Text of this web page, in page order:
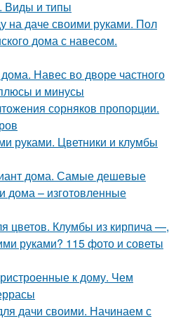
Виды и типы
на даче своими руками. Пол
дома с навесом.
Навес во дворе частного
и минусы
сорняков пропорции.
руками. Цветники и клумбы
дома. Самые дешевые
дома – изготовленные
цветов. Клумбы из кирпича —,
руками? 115 фото и советы
к дому. Чем
дачи своими. Начинаем с